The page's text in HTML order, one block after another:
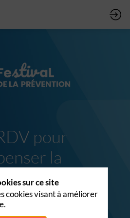
pour
la
au travail,
sur ce site
cookies visant à améliorer